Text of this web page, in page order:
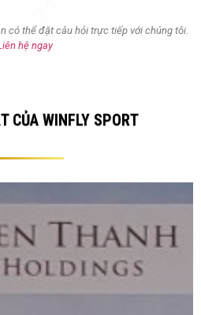
có thể đặt câu hỏi trực tiếp với chúng tôi.
hệ ngay
CỦA WINFLY SPORT